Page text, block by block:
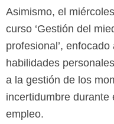
Asimismo, el
curso ‘Gestión del
profesional’,
habilidades
a la gestión de los
incertidumbre durante
empleo.